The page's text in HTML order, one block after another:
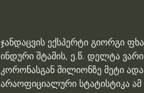
ჯანდაცვის ექსპერტი გიორგი
ინდური შტამის, ე.წ. დელტა
კორონასგან მილიონზე მეტი
არაოფიციალური სტატისტიკა ამ